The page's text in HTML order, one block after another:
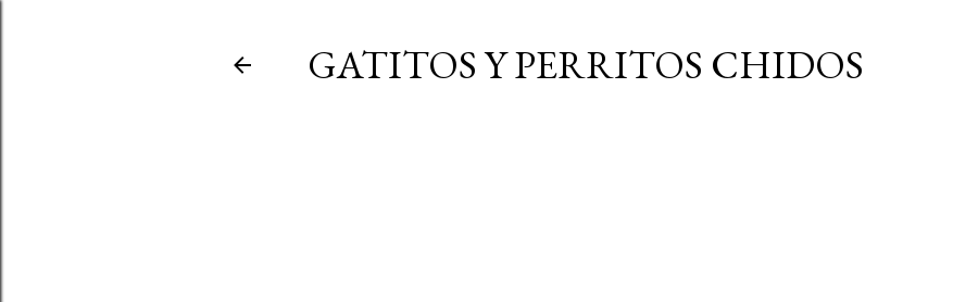
GATITOS Y PERRITOS CHIDOS